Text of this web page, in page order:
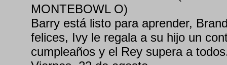
MONTEBOWL O)
Barry está listo para aprender,
felices, Ivy le regala a su hijo un
cumpleaños y el Rey supera a